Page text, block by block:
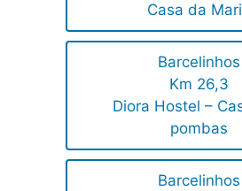
Casa da
Barcelinhos
Km 26,3
Diora Hostel –
pombas
Barcelinhos